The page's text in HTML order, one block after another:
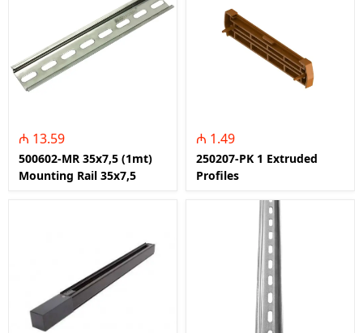
₼ 13.59
500602-MR 35x7,5 (1mt)
Mounting Rail 35x7,5
₼ 1.49
250207-PK 1 Extruded
Profiles